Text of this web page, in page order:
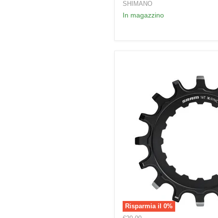
Integrato
SHIMANO
In magazzino
Risparmia il 0%
Corona